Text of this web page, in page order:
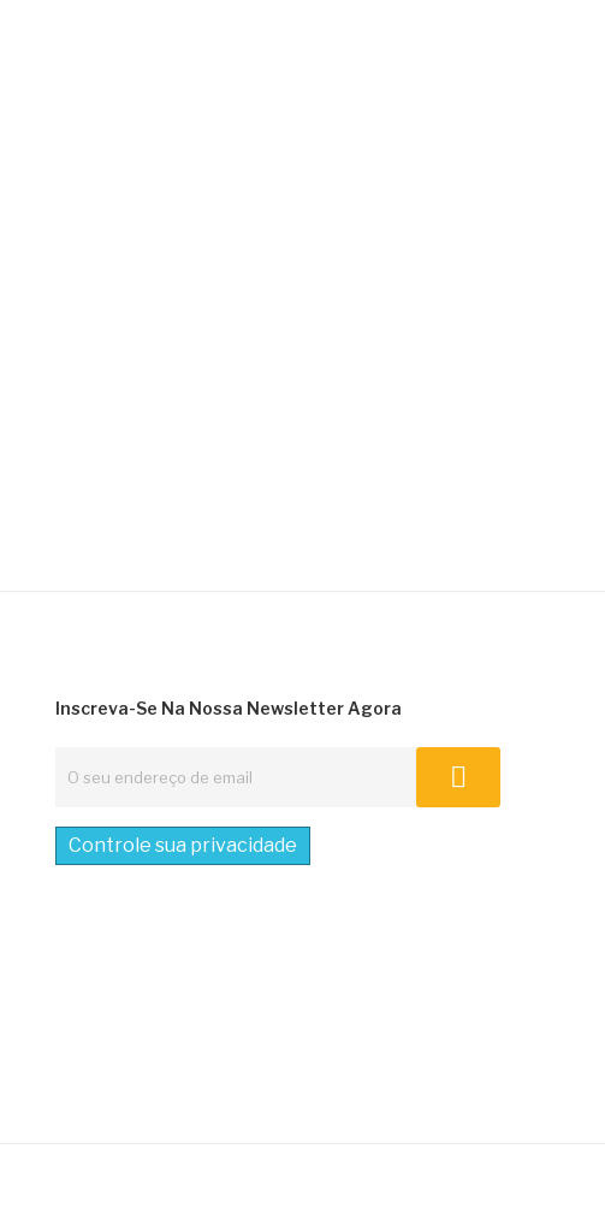
Inscreva-Se Na Nossa Newsletter Agora
Controle sua privacidade